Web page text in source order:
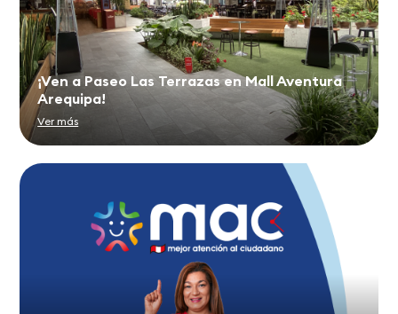
¡Ven a Paseo Las Terrazas en Mall Aventura
Arequipa!
Ver más